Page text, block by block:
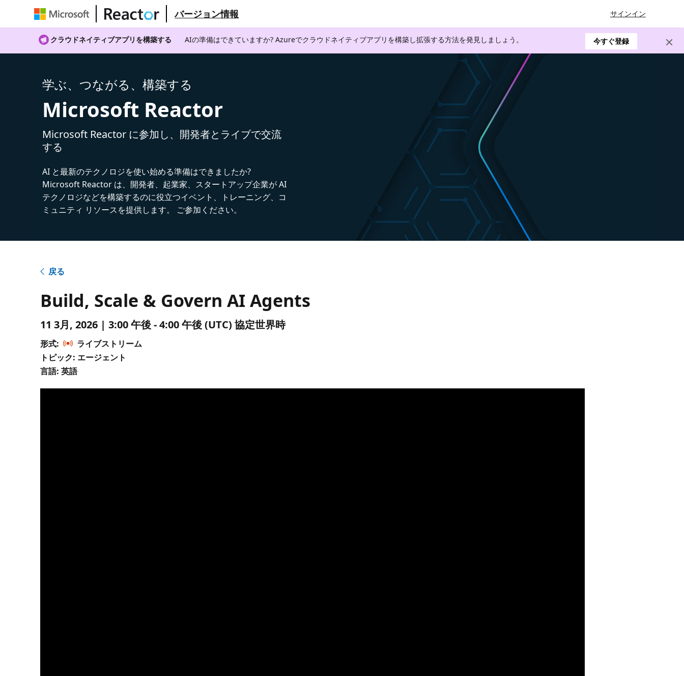
バージョン情報 サインイン
クラウドネイティブアプリを構築する AIの準備はできていますか? Azureでクラウドネイティブアプリを構築し拡張する方法を発見しましょう。 今すぐ登録
学ぶ、つながる、構築する
Microsoft Reactor
Microsoft Reactor に参加し、開発者とライブで交流
する
AI と最新のテクノロジを使い始める準備はできましたか?
Microsoft Reactor は、開発者、起業家、スタートアップ企業が AI
テクノロジなどを構築するのに役立つイベント、トレーニング、コ
ミュニティ リソースを提供します。 ご参加ください。
戻る
Build, Scale & Govern AI Agents
11 3月, 2026 | 3:00 午後 - 4:00 午後 (UTC) 協定世界時
形式:
ライブストリーム
トピック: エージェント
言語: 英語